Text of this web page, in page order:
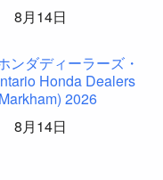
8月14日
ンダディーラーズ・
Honda Dealers
2026
8月14日